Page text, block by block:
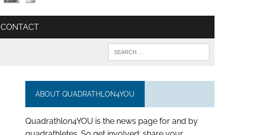
CONTACT
ABOUT QUADRATHLON4YOU
Quadrathlon4YOU is the news page for and by